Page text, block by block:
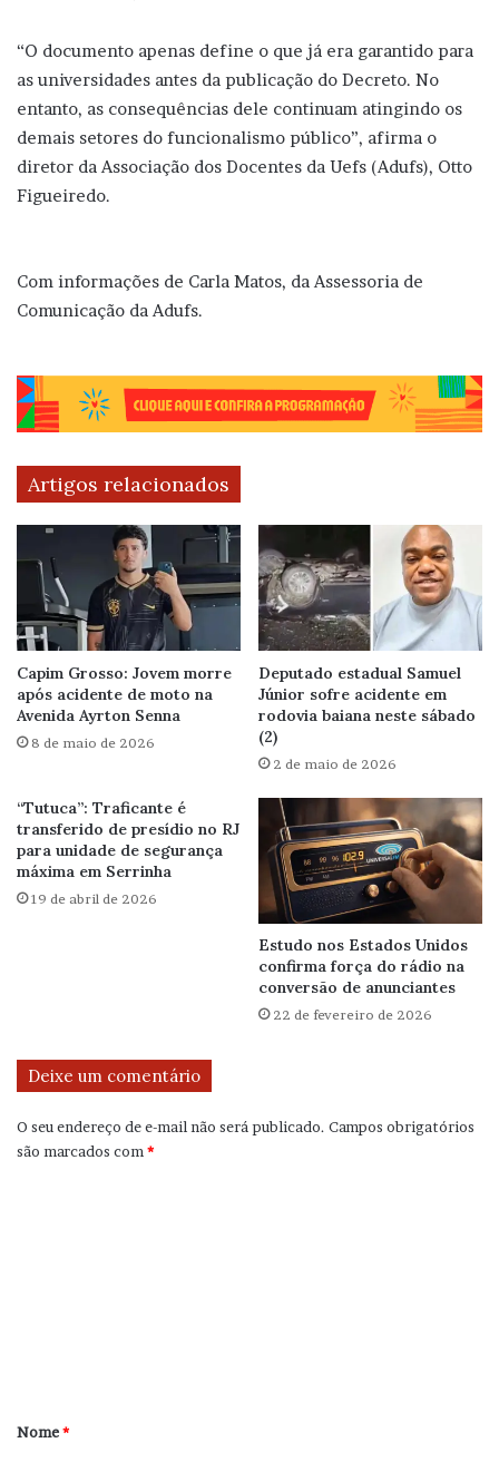
“O documento apenas define o que já era garantido para
as universidades antes da publicação do Decreto. No
entanto, as consequências dele continuam atingindo os
demais setores do funcionalismo público”, afirma o
diretor da Associação dos Docentes da Uefs (Adufs), Otto
Figueiredo.
Com informações de Carla Matos, da Assessoria de
Comunicação da Adufs.
Artigos relacionados
Capim Grosso: Jovem morre
após acidente de moto na
Avenida Ayrton Senna
8 de maio de 2026
Deputado estadual Samuel
Júnior sofre acidente em
rodovia baiana neste sábado
(2)
2 de maio de 2026
“Tutuca”: Traficante é
transferido de presídio no RJ
para unidade de segurança
máxima em Serrinha
19 de abril de 2026
Estudo nos Estados Unidos
confirma força do rádio na
conversão de anunciantes
22 de fevereiro de 2026
Deixe um comentário
O seu endereço de e-mail não será publicado. Campos obrigatórios
são marcados com*
r
Nome*